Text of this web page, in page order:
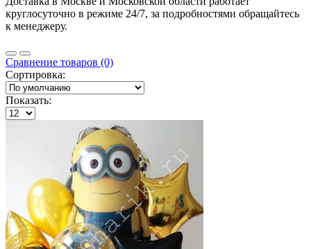
круглосуточно в режиме 24/7, за подробностями обращайтесь
к менеджеру.
Сравнение товаров (0)
Сортировка:
Показать: